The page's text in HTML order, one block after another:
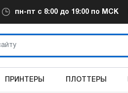
пн-пт с 8:00 до 19:00 по МСК
ПРИНТЕРЫ ПЛОТТЕРЫ